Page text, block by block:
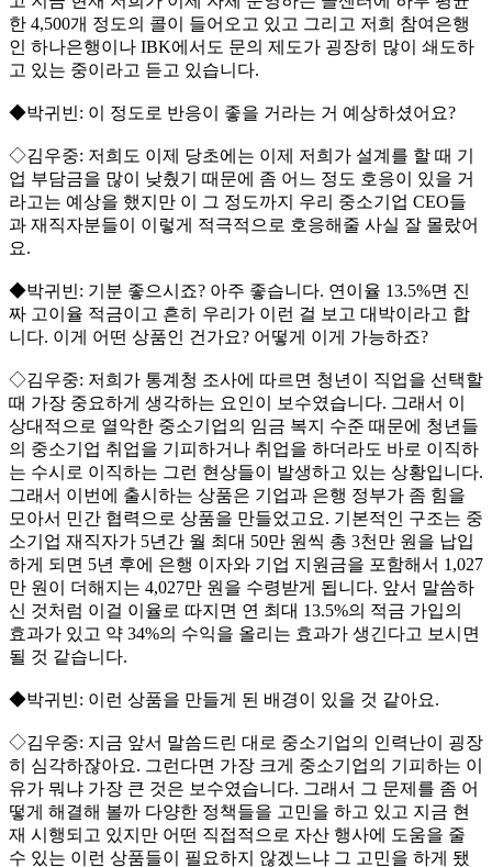
한 4,500개 정도의 콜이 들어오고 있고 그리고 저희 참여은행
인 하나은행이나 IBK에서도 문의 제도가 굉장히 많이 쇄도하
고 있는 중이라고 듣고 있습니다.
◆박귀빈: 이 정도로 반응이 좋을 거라는 거 예상하셨어요?
◇김우중: 저희도 이제 당초에는 이제 저희가 설계를 할 때 기
업 부담금을 많이 낮췄기 때문에 좀 어느 정도 호응이 있을 거
라고는 예상을 했지만 이 그 정도까지 우리 중소기업 CEO들
과 재직자분들이 이렇게 적극적으로 호응해줄 사실 잘 몰랐어
요.
◆박귀빈: 기분 좋으시죠? 아주 좋습니다. 연이율 13.5%면 진
짜 고이율 적금이고 흔히 우리가 이런 걸 보고 대박이라고 합
니다. 이게 어떤 상품인 건가요? 어떻게 이게 가능하죠?
◇김우중: 저희가 통계청 조사에 따르면 청년이 직업을 선택할
때 가장 중요하게 생각하는 요인이 보수였습니다. 그래서 이
상대적으로 열악한 중소기업의 임금 복지 수준 때문에 청년들
의 중소기업 취업을 기피하거나 취업을 하더라도 바로 이직하
는 수시로 이직하는 그런 현상들이 발생하고 있는 상황입니다.
그래서 이번에 출시하는 상품은 기업과 은행 정부가 좀 힘을
모아서 민간 협력으로 상품을 만들었고요. 기본적인 구조는 중
소기업 재직자가 5년간 월 최대 50만 원씩 총 3천만 원을 납입
하게 되면 5년 후에 은행 이자와 기업 지원금을 포함해서 1,027
만 원이 더해지는 4,027만 원을 수령받게 됩니다. 앞서 말씀하
신 것처럼 이걸 이율로 따지면 연 최대 13.5%의 적금 가입의
효과가 있고 약 34%의 수익을 올리는 효과가 생긴다고 보시면
될 것 같습니다.
◆박귀빈: 이런 상품을 만들게 된 배경이 있을 것 같아요.
◇김우중: 지금 앞서 말씀드린 대로 중소기업의 인력난이 굉장
히 심각하잖아요. 그런다면 가장 크게 중소기업의 기피하는 이
유가 뭐냐 가장 큰 것은 보수였습니다. 그래서 그 문제를 좀 어
떻게 해결해 볼까 다양한 정책들을 고민을 하고 있고 지금 현
재 시행되고 있지만 어떤 직접적으로 자산 행사에 도움을 줄
수 있는 이런 상품들이 필요하지 않겠느냐 그 고민을 하게 됐